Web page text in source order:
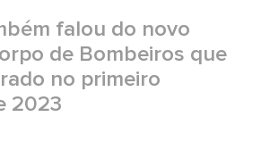
falou do novo
de Bombeiros que
no primeiro
2023